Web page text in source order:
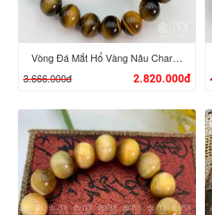
Vòng Đá Mắt Hổ Vàng Nâu Charm Tỳ Hưu Cưỡi Đĩnh Vàng 24K
3.666.000đ
2.820.000đ